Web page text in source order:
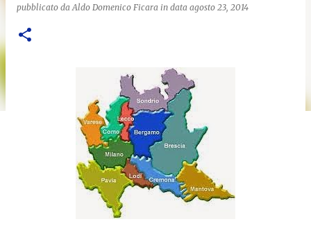
pubblicato daAldo Domenico Ficara in data agosto 23, 2014